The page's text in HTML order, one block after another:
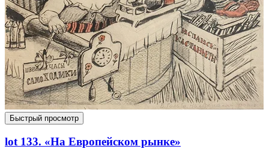
Быстрый просмотр
lot 133. «На Европейском рынке»